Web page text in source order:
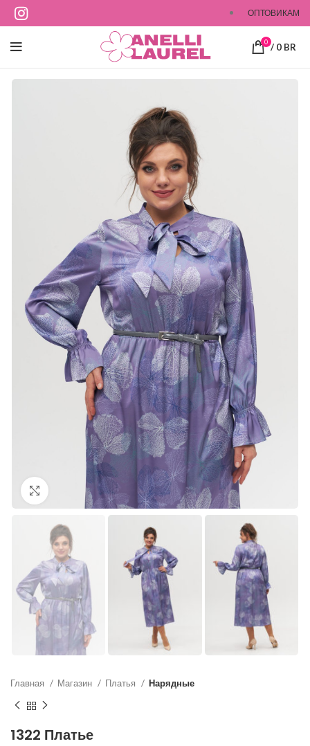
ОПТОВИКАМ
0 / 0 BR
Нажмите, чтобы увеличить изображение
Главная Магазин Платья Нарядные
1322 Платье